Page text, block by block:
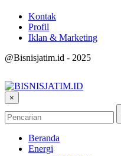
Kontak
Profil
Iklan & Marketing
@Bisnisjatim.id - 2025
×
Beranda
Energi